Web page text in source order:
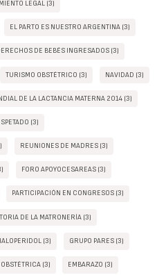
LEGAL (3)
EL PARTO ES NUESTRO ARGENTINA (3)
DE BEBÉS INGRESADOS (3)
TURISMO OBSTÉTRICO (3) NAVIDAD (3)
DE LA LACTANCIA MATERNA 2014 (3)
(3)
REUNIONES DE MADRES (3)
FORO APOYOCESAREAS (3)
PARTICIPACIÓN EN CONGRESOS (3)
DE LA MATRONERÍA (3)
(3) GRUPO PARES (3)
(3) EMBARAZO (3)